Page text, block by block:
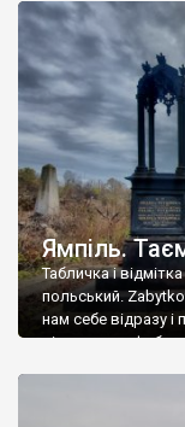
Ямпіль.
Табличка і
польський.
нам себе відразу і
віднести до